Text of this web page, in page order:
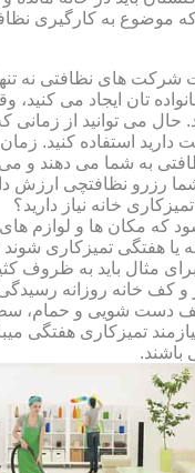
موضوع به کارگیری
شرکت های نظافتی نه
تان ایجاد می کنید،
می توانید از زمانی که
استفاده کنید.
به شما می دهند و می
رزرو نظافتچی ارزش
خانه نیاز دارید؟
که مکان ها و لوازم
یا هفتگی تمیزکاری شوند
مثال باید به ظروف
و کف خانه روزانه
دست شویی و حمام،
تمیزکاری هفتگی
باشند.